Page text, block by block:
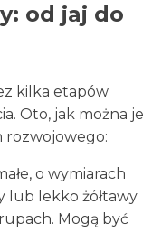
od jaj do
kilka etapów
Oto, jak można je
rozwojowego:
o wymiarach
lub lekko żółtawy
Mogą być